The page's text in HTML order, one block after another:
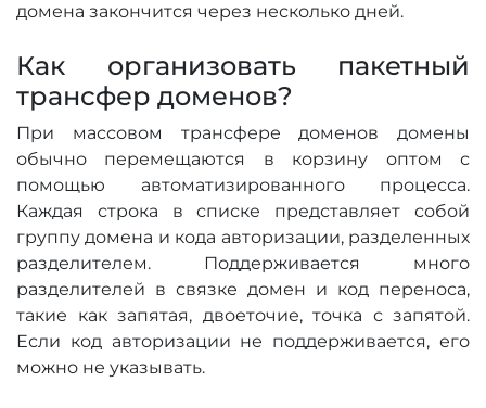
домена закончится через несколько дней.
Как организовать пакетный
трансфер доменов?
При массовом трансфере доменов домены
обычно перемещаются в корзину оптом с
помощью автоматизированного процесса.
Каждая строка в списке представляет собой
группу домена и кода авторизации, разделенных
разделителем. Поддерживается много
разделителей в связке домен и код переноса,
такие как запятая, двоеточие, точка с запятой.
Если код авторизации не поддерживается, его
можно не указывать.